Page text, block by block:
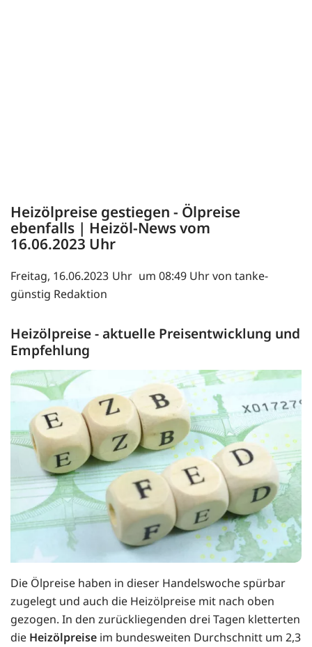
Heizölpreise gestiegen - Ölpreise
ebenfalls | Heizöl-News vom
16.06.2023
Freitag, 16.06.2023
um 08:49 Uhr von tanke-
günstig Redaktion
Heizölpreise - aktuelle Preisentwicklung und
Empfehlung
Die Ölpreise haben in dieser Handelswoche spürbar
zugelegt und auch die Heizölpreise mit nach oben
gezogen. In den zurückliegenden drei Tagen kletterten
die Heizölpreise im bundesweiten Durchschnitt um 2,3